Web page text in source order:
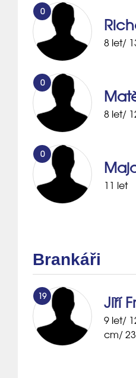
0
8 let/
0
8 let/
0
11 let
Brankáři
19 Jiří
9 let/
cm/